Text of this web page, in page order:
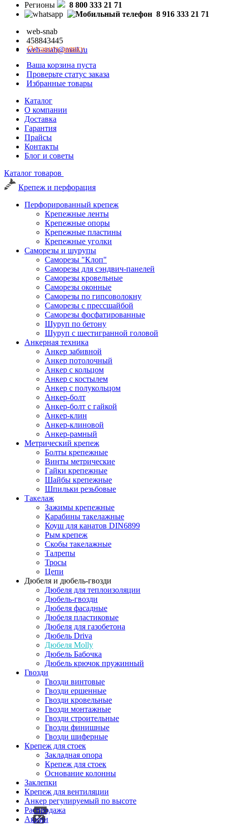
Регионы
8 800 333 21 71
8 916 333 21 71
web-snab
458843445
web-snab@mail.ru
Оставить заявку
Ваша корзина пуста
Проверьте статус заказа
Избранные товары
Каталог
О компании
Доставка
Гарантия
Прайсы
Контакты
Блог и советы
Каталог товаров
Крепеж и перфорация
Перфорированный крепеж
Крепежные ленты
Крепежные опоры
Крепежные пластины
Крепежные уголки
Саморезы и шурупы
Саморезы "Клоп"
Саморезы для сэндвич-панелей
Саморезы кровельные
Саморезы оконные
Саморезы по гипсоволокну
Саморезы с прессшайбой
Саморезы фосфатированные
Шуруп по бетону
Шуруп с шестигранной головой
Анкерная техника
Анкер забивной
Анкер потолочный
Анкер с кольцом
Анкер с костылем
Анкер с полукольцом
Анкер-болт
Анкер-болт с гайкой
Анкер-клин
Анкер-клиновой
Анкер-рамный
Метрический крепеж
Болты крепежные
Винты метрические
Гайки крепежные
Шайбы крепежные
Шпильки резьбовые
Такелаж
Зажимы крепежные
Карабины такелажные
Коуш для канатов DIN6899
Рым крепеж
Скобы такелажные
Талрепы
Тросы
Цепи
Дюбеля и дюбель-гвозди
Дюбеля для теплоизоляции
Дюбель-гвозди
Дюбеля фасадные
Дюбеля пластиковые
Дюбеля для газобетона
Дюбель Driva
Дюбеля Molly
Дюбель Бабочка
Дюбель крючок пружинный
Гвозди
Гвозди винтовые
Гвозди ершенные
Гвозди кровельные
Гвозди монтажные
Гвозди строительные
Гвозди финишные
Гвозди шиферные
Крепеж для стоек
Закладная опора
Крепеж для стоек
Основание колонны
Заклепки
Крепеж для вентиляции
Анкер регулируемый по высоте
Распродажа
Акции